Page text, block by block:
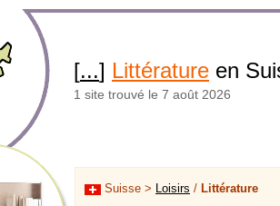
[...] Littérature en
1 site trouvé le 7 août 2026
Suisse > Loisirs / Littérature